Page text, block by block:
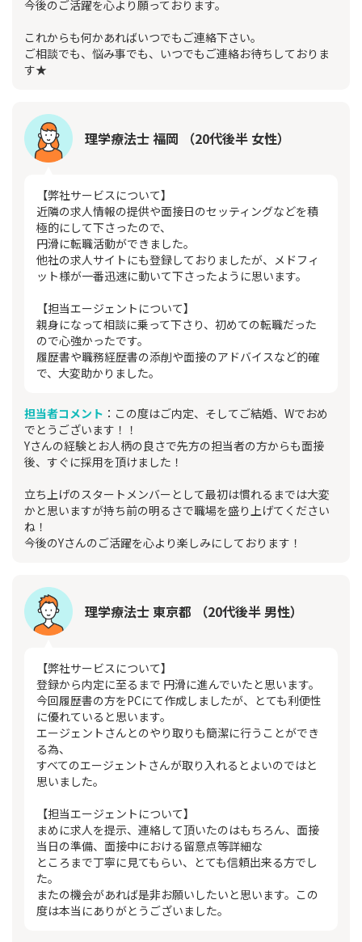
今後のご活躍を心より願っております。
これからも何かあればいつでもご連絡下さい。
ご相談でも、悩み事でも、いつでもご連絡お待ちしておりま
す★
理学療法士 福岡 （20代後半 女性）
【弊社サービスについて】
近隣の求人情報の提供や面接日のセッティングなどを積
極的にして下さったので、
円滑に転職活動ができました。
他社の求人サイトにも登録しておりましたが、メドフィ
ット様が一番迅速に動いて下さったように思います。
【担当エージェントについて】
親身になって相談に乗って下さり、初めての転職だった
ので心強かったです。
履歴書や職務経歴書の添削や面接のアドバイスなど的確
で、大変助かりました。
担当者コメント ：この度はご内定、そしてご結婚、Wでおめ
でとうございます！！
Yさんの経験とお人柄の良さで先方の担当者の方からも面接
後、すぐに採用を頂けました！
立ち上げのスタートメンバーとして最初は慣れるまでは大変
かと思いますが持ち前の明るさで職場を盛り上げてください
ね！
今後のYさんのご活躍を心より楽しみにしております！
理学療法士 東京都 （20代後半 男性）
【弊社サービスについて】
登録から内定に至るまで 円滑に進んでいたと思います。
今回履歴書の方をPCにて作成しましたが、とても利便性
に優れていると思います。
エージェントさんとのやり取りも簡潔に行うことができ
る為、
すべてのエージェントさんが取り入れるとよいのではと
思いました。
【担当エージェントについて】
まめに求人を提示、連絡して頂いたのはもちろん、面接
当日の準備、面接中における留意点等詳細な
ところまで丁寧に見てもらい、とても信頼出来る方でし
た。
またの機会があれば是非お願いしたいと思います。この
度は本当にありがとうございました。